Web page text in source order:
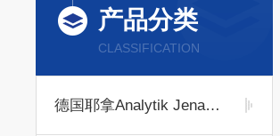
产品分类
CLASSIFICATION
德国耶拿Analytik Jena耗材专区